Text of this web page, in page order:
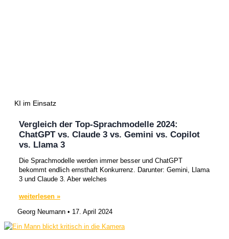
KI im Einsatz
Vergleich der Top-Sprachmodelle 2024:
ChatGPT vs. Claude 3 vs. Gemini vs. Copilot
vs. Llama 3
Die Sprachmodelle werden immer besser und ChatGPT
bekommt endlich ernsthaft Konkurrenz. Darunter: Gemini, Llama
3 und Claude 3. Aber welches
weiterlesen »
Georg Neumann
17. April 2024